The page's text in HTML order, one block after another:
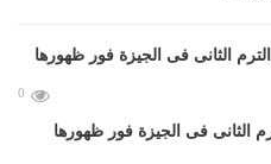
0
الثانى فى الجيزة فور ظهورها